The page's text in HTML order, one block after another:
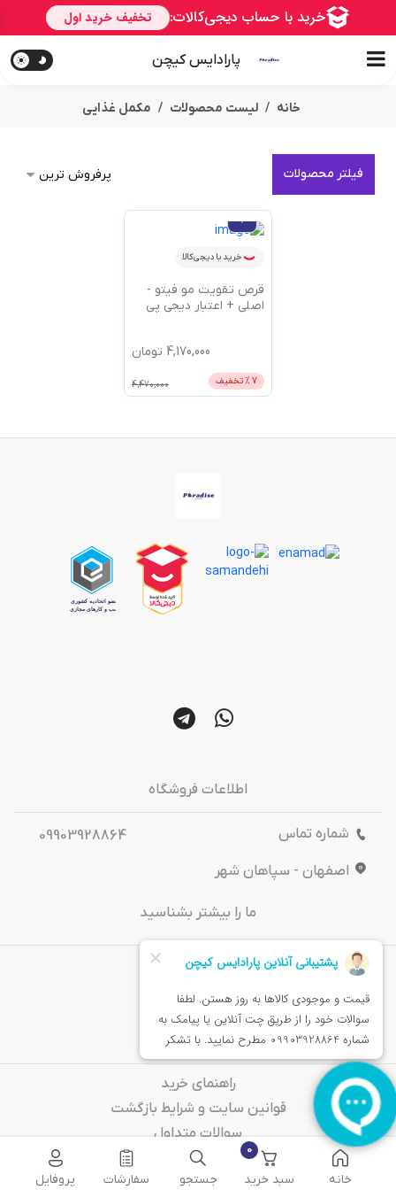
پارادایس کیچن
سفارشات جستجو پروفایل خانه
0
سبد خرید
خانه لیست محصولات مکمل غذایی
فیلتر محصولات
خرید با دیجی‌کالا
قرص تقویت مو فیتو -
اصلی + اعتبار دیجی پی
4,170,000 تومان
7 % تخفیف 4,470,000
اطلاعات فروشگاه
شماره تماس
09903928864
اصفهان - سپاهان شهر
ما را بیشتر بشناسید
درباره‌ ما
تماس باما
خدمات مشتریان
راهنمای خرید
قوانین سایت و شرایط بازگشت
سوالات متداول